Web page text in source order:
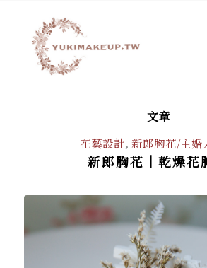
文章
花藝設計, 新郎胸花/主婚
新郎胸花｜乾燥花